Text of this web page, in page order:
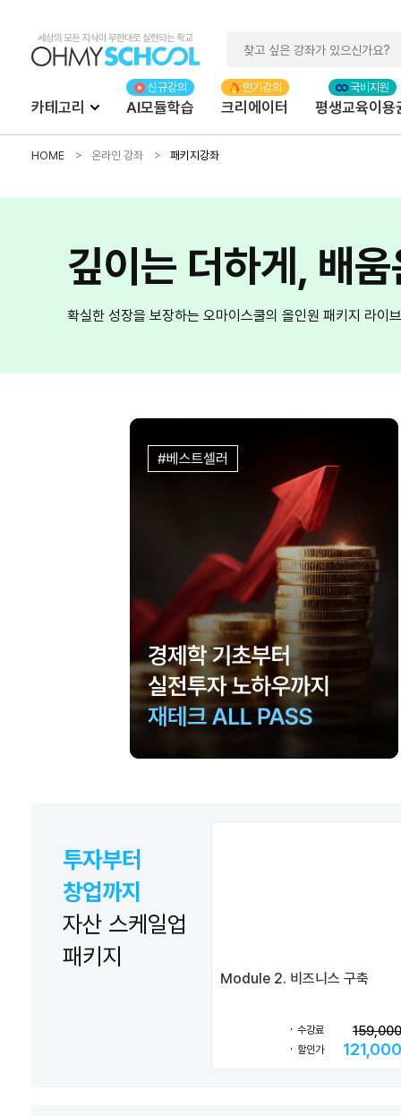
카테고리 AI모듈학습 크리에이터 평생교육이용
HOME 온라인 강좌 패키지강좌
깊이는 더하게, 배
확실한 성장을 보장하는 오마이스쿨의 올인원 패키지 라이
투자부터
창업까지
자산 스케일업
패키지
Module 2. 비즈니스 구축
수강료 159,000
할인가 121,000